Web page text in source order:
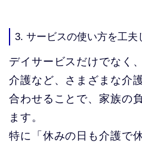
3. サービスの使い方を工夫
デイサービスだけでなく
介護など、さまざまな介
合わせることで、家族の
ます。
特に「休みの日も介護で